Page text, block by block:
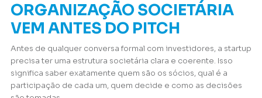
ORGANIZAÇÃO SOCIETÁRIA
VEM ANTES DO PITCH
Antes de qualquer conversa formal com investidores, a startup
precisa ter uma estrutura societária clara e coerente. Isso
significa saber exatamente quem são os sócios, qual é a
participação de cada um, quem decide e como as decisões